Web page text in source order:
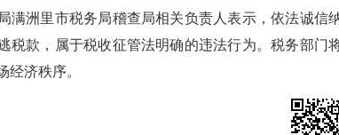
满洲里市税务局稽查局相关负责人表示，依法诚
税款，属于税收征管法明确的违法行为。税务部
经济秩序。